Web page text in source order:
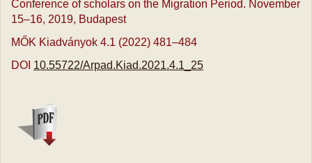
Conference of scholars on the Migration Period. November
15–16, 2019, Budapest
MŐK Kiadványok 4.1 (2022) 481–484
DOI 10.55722/Arpad.Kiad.2021.4.1_25